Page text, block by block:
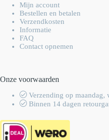
Mijn account
Bestellen en betalen
Verzendkosten
Informatie
FAQ
Contact opnemen
Onze voorwaarden
Verzending op maandag,
Binnen 14 dagen